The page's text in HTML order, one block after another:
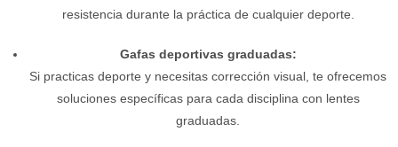
resistencia durante la práctica de cualquier deporte.
Gafas deportivas graduadas:
Si practicas deporte y necesitas corrección visual, te ofrecemos
soluciones específicas para cada disciplina con lentes
graduadas.